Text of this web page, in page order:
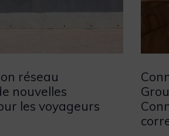
réseau
nouvelles
les voyageurs